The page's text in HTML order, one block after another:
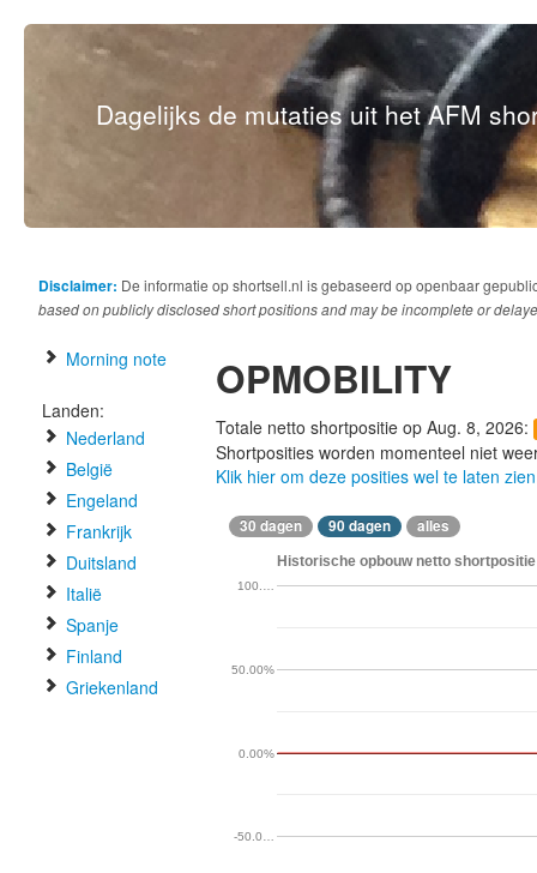
Dagelijks de mutaties uit het AFM
Disclaimer: De informatie op shortsell.nl is gebaseerd op openbaar
based on publicly disclosed short positions and may be incomplete or
Morning note
Landen:
Nederland
België
Engeland
Frankrijk
Duitsland
Italië
Spanje
Finland
Griekenland
OPMOBILITY
Totale netto shortpositie op Aug. 8, 2026:
Shortposities worden momenteel niet
Klik hier om deze posities wel te laten zien
30 dagen 90 dagen alles
Historische opbouw netto
-50.0…
0.00%
50.00%
100.…